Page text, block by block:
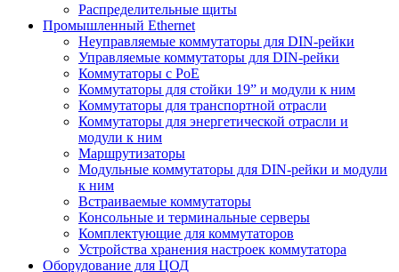
Распределительные щиты
Промышленный Ethernet
Неуправляемые коммутаторы для DIN-рейки
Управляемые коммутаторы для DIN-рейки
Коммутаторы с PoE
Коммутаторы для стойки 19” и модули к ним
Коммутаторы для транспортной отрасли
Коммутаторы для энергетической отрасли и
модули к ним
Маршрутизаторы
Модульные коммутаторы для DIN-рейки и модули
к ним
Встраиваемые коммутаторы
Консольные и терминальные серверы
Комплектующие для коммутаторов
Устройства хранения настроек коммутатора
Оборудование для ЦОД